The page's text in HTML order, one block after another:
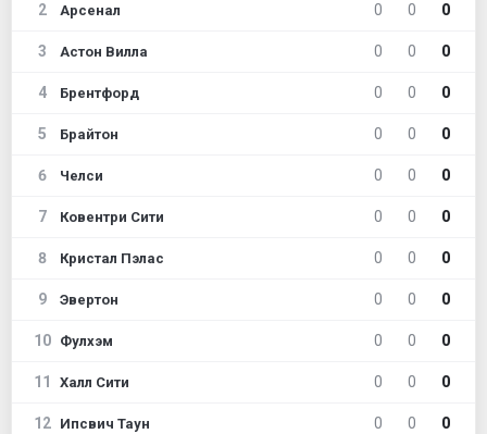
2 Арсенал 0 0 0
3 Астон Вилла 0 0 0
4 Брентфорд 0 0 0
5 Брайтон 0 0 0
6 Челси 0 0 0
7 Ковентри Сити 0 0 0
8 Кристал Пэлас 0 0 0
9 Эвертон 0 0 0
10 Фулхэм 0 0 0
11 Халл Сити 0 0 0
12 Ипсвич Таун 0 0 0